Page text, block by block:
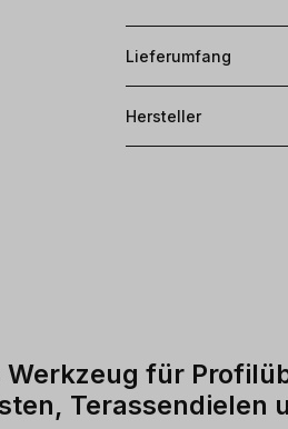
Lieferumfang
Hersteller
Werkzeug für
Terassendielen